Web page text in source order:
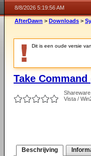
8/8/2026 5:19:56 AM
AfterDawn > Downloads >
Dit is een oude versie
Take
Shareware
Vista /
Beschrijving